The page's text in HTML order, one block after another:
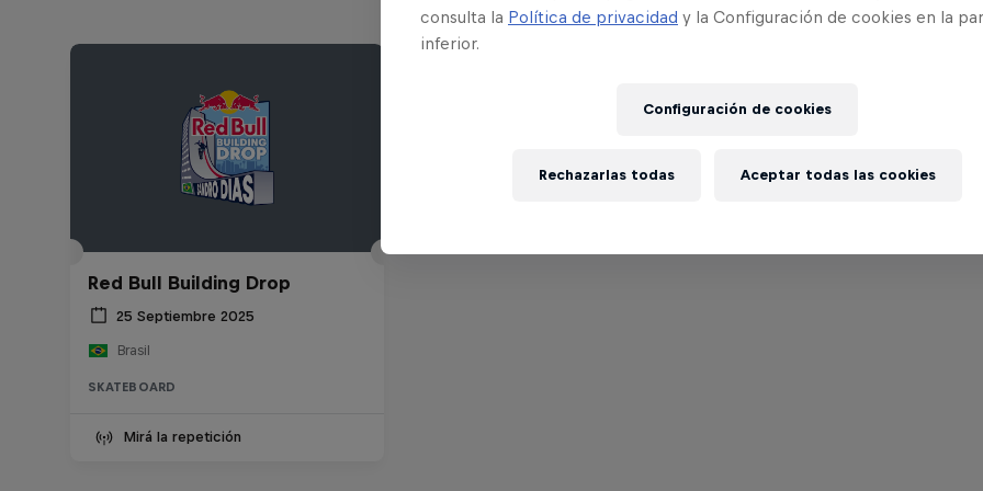
Red Bull Building Drop
25 Septiembre 2025
Brasil
SKATEBOARD
Mirá la repetición
consulta la Política de privacidad y la Configuración de cookies en la
inferior.
Configuración de cookies
Rechazarlas todas Aceptar todas las cookies